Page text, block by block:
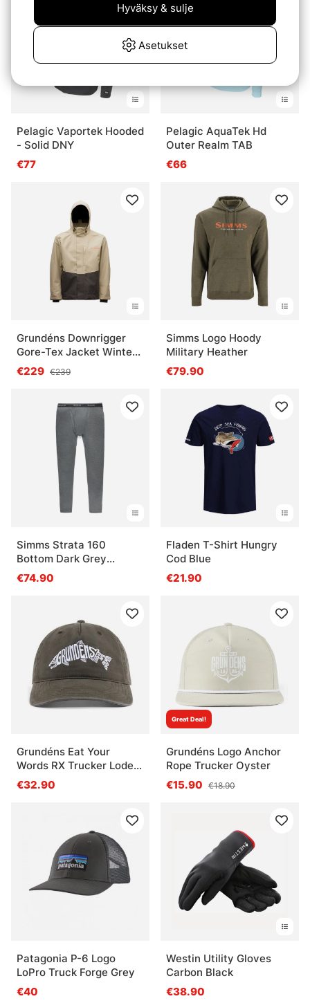
Pelagic Vaportek Hooded
- Solid DNY
€77
Pelagic AquaTek Hd
Outer Realm TAB
€66
Grundéns Downrigger
Gore-Tex Jacket Winter
Twig
€229 €239
Simms Logo Hoody
Military Heather
€79.90
Simms Strata 160
Bottom Dark Grey
Heather
€74.90
Fladen T-Shirt Hungry
Cod Blue
€21.90
Grundéns Eat Your
Words RX Trucker Loden
Salmon Graphic
€32.90
Great Deal!
Grundéns Logo Anchor
Rope Trucker Oyster
€15.90 €18.90
Patagonia P-6 Logo
LoPro Truck Forge Grey
€40
Westin Utility Gloves
Carbon Black
€38.90
Asetukset
Hyväksy & sulje